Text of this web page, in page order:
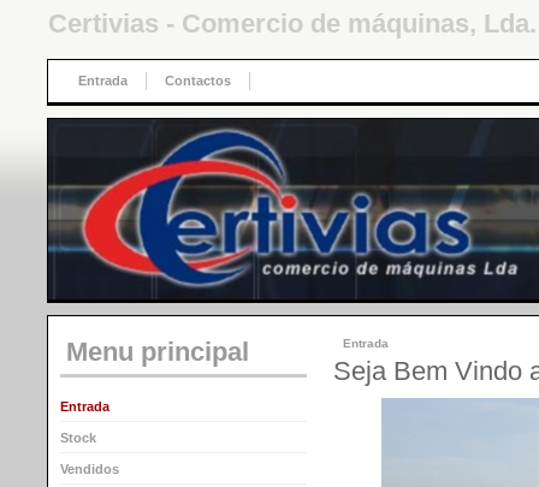
Certivias - Comercio de máquinas, Lda.
Entrada Contactos
Entrada
Seja Bem Vindo
Menu principal
Entrada
Stock
Vendidos